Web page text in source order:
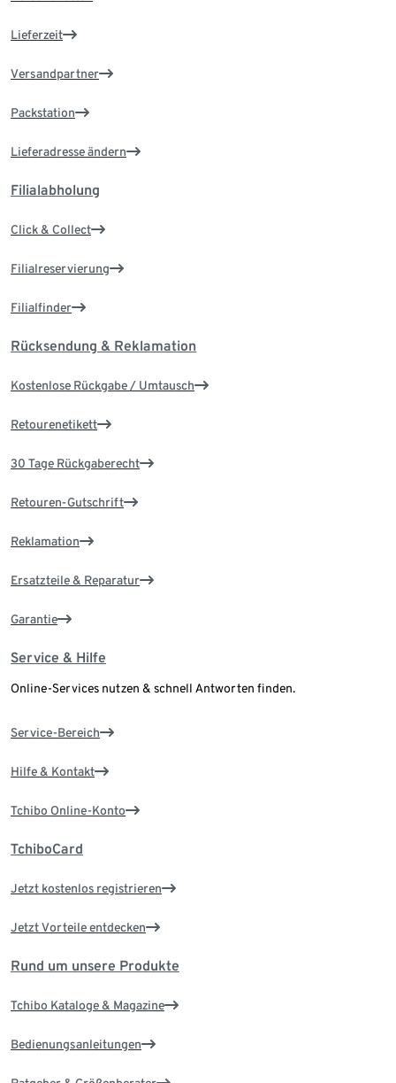
Lieferzeit
Versandpartner
Packstation
Lieferadresse ändern
Filialabholung
Click & Collect
Filialreservierung
Filialfinder
Rücksendung & Reklamation
Kostenlose Rückgabe / Umtausch
Retourenetikett
30 Tage Rückgaberecht
Retouren-Gutschrift
Reklamation
Ersatzteile & Reparatur
Garantie
Service & Hilfe
Online-Services nutzen & schnell Antworten finden.
Service-Bereich
Hilfe & Kontakt
Tchibo Online-Konto
TchiboCard
Jetzt kostenlos registrieren
Jetzt Vorteile entdecken
Rund um unsere Produkte
Tchibo Kataloge & Magazine
Bedienungsanleitungen